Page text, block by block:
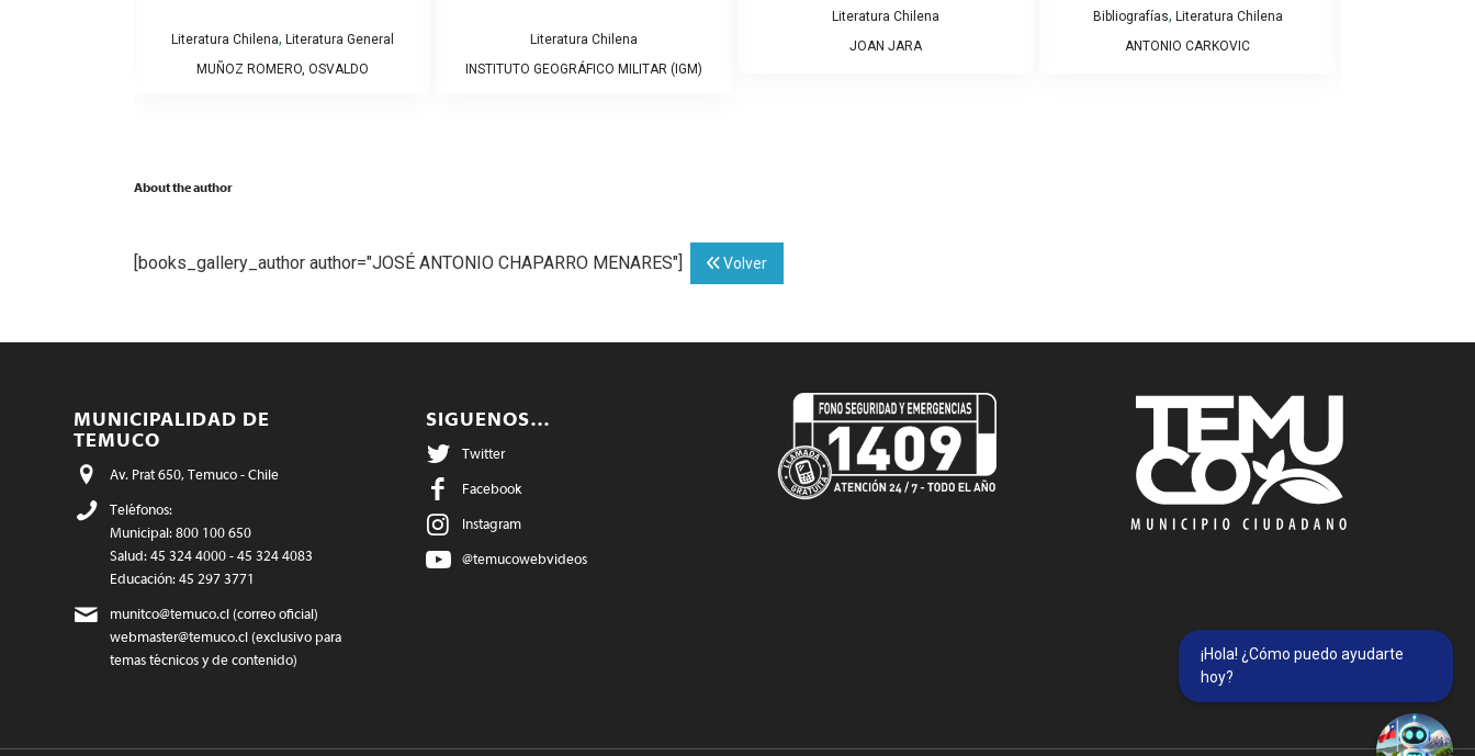
Literatura Chilena, Literatura General
MUÑOZ ROMERO, OSVALDO
Literatura Chilena
INSTITUTO GEOGRÁFICO MILITAR (IGM)
Literatura Chilena
JOAN JARA
Bibliografías, Literatura Chilena
ANTONIO CARKOVIC
About the author
[books_gallery_author author="JOSÉ ANTONIO CHAPARRO MENARES"] Volver
MUNICIPALIDAD DE
TEMUCO
Av. Prat 650, Temuco - Chile
Teléfonos:
Municipal: 800 100 650
Salud: 45 324 4000 - 45 324 4083
Educación: 45 297 3771
munitco@temuco.cl (correo oficial)
webmaster@temuco.cl (exclusivo para
temas técnicos y de contenido)
SIGUENOS…
Twitter
Facebook
Instagram
@temucowebvideos
¡Hola! ¿Cómo puedo ayudarte
hoy?